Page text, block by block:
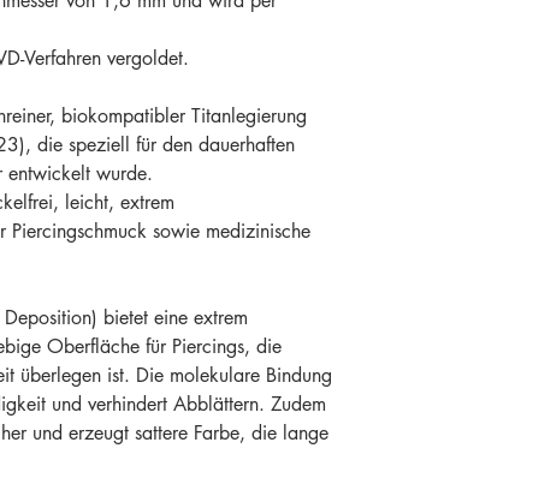
Verfahren vergoldet.
biokompatibler Titanlegierung
die speziell für den dauerhaften
entwickelt wurde.
leicht, extrem
sowie medizinische
bietet eine extrem
Oberfläche für Piercings, die
überlegen ist. Die molekulare Bindung
und verhindert Abblättern. Zudem
und erzeugt sattere Farbe, die lange